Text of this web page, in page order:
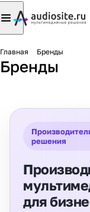
Главная Бренды
Бренды
решения
для